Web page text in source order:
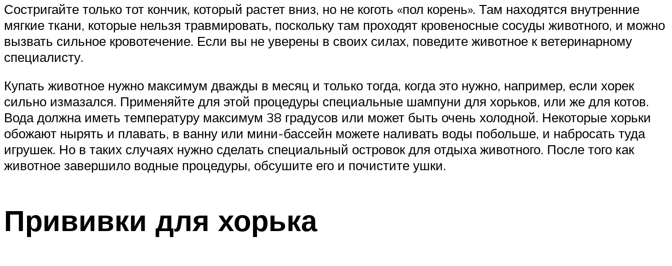
Состригайте только тот кончик, который растет вниз, но не коготь «пол корень». Там находятся внутренние
мягкие ткани, которые нельзя травмировать, поскольку там проходят кровеносные сосуды животного, и можно
вызвать сильное кровотечение. Если вы не уверены в своих силах, поведите животное к ветеринарному
специалисту.
Купать животное нужно максимум дважды в месяц и только тогда, когда это нужно, например, если хорек
сильно измазался. Применяйте для этой процедуры специальные шампуни для хорьков, или же для котов.
Вода должна иметь температуру максимум 38 градусов или может быть очень холодной. Некоторые хорьки
обожают нырять и плавать, в ванну или мини-бассейн можете наливать воды побольше, и набросать туда
игрушек. Но в таких случаях нужно сделать специальный островок для отдыха животного. После того как
животное завершило водные процедуры, обсушите его и почистите ушки.
Прививки для хорька